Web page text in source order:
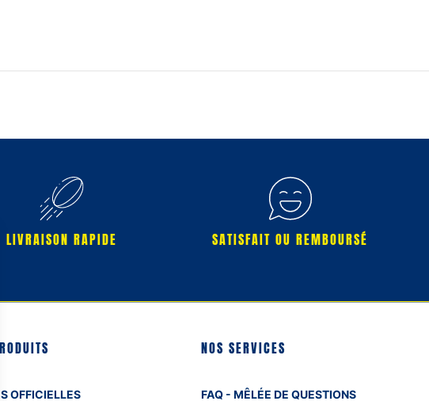
LIVRAISON RAPIDE SATISFAIT OU REMBOURSÉ
OFFICIELLES
NOS SERVICES
FAQ - MÊLÉE DE QUESTIONS